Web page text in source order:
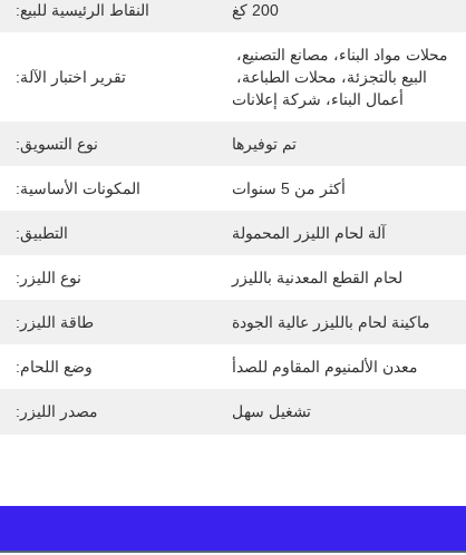
200 كغ النقاط الرئيسية للبيع:
أعمال البناء، شركة إعلانات
تقرير اختبار الآلة:
تم توفيرها نوع التسويق:
أكثر من 5 سنوات المكونات الأساسية:
آلة لحام الليزر المحمولة التطبيق:
لحام القطع المعدنية بالليزر نوع الليزر:
ماكينة لحام بالليزر عالية الجودة طاقة الليزر:
معدن الألمنيوم المقاوم للصدأ وضع اللحام:
تشغيل سهل مصدر الليزر: